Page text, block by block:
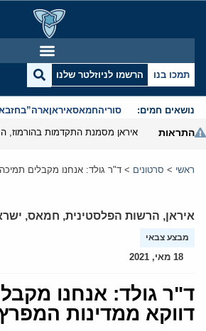
תמכו בנו הרשמו לניוזלטר שלנו
נושאים חמים: סוריהחמאסאיראןארה”ב
התראות
ראשי > סרטונים > ד"ר גולד: אנחנו מקבלים
איראן, הרשות הפלסטינית, חמאס,
מבצע צבאי
18 מאי, 2021
ד"ר גולד: אנחנו
דווקא ממדינות